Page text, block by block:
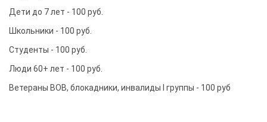
Дети до 7 лет - 100 руб.
Школьники - 100 руб.
Студенты - 100 руб.
Люди 60+ лет - 100 руб.
Ветераны ВОВ, блокадники, инвалиды I группы - 100 руб